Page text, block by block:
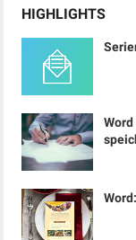
HIGHLIGHTS